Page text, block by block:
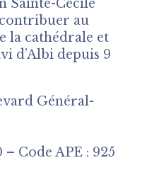
Sainte-Cécile
contribuer au
la cathédrale et
d’Albi depuis 9
Général-
– Code APE : 925